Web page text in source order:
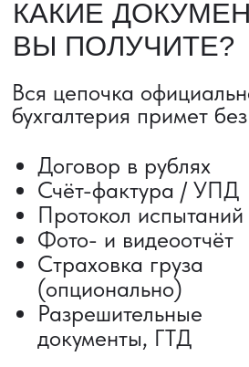
ВЫКУП ТОВАРОВ ИЗ КИТАЯ
Выкуп от 1 000 000 ₽
Выкуп с Alibaba
ДОСТАВКА ТОВАРОВ ИЗ КИТАЯ
Сроки от 5 дней
Авиадоставка
Сборный груз
Железнодорожные перевозки
Автогрузоперевозки
Контейнерные перевозки
Доставка образцов
Получить консультацию